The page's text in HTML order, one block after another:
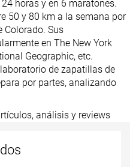
horas y en 6 maratones.
50 y 80 km a la semana por
Colorado. Sus
en The New York
Geographic, etc.
de zapatillas de
por partes, analizando
análisis y reviews